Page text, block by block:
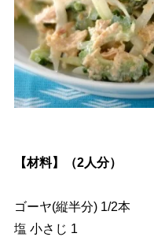
【材料】（2人分）
ゴーヤ(縦半分) 1/2本
塩 小さじ 1